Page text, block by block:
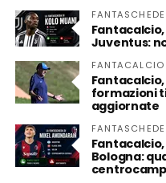
FANTASCHEDE
Juventus:
FANTACALCIO
formazioni
aggiornate
FANTASCHEDE
Bologna: